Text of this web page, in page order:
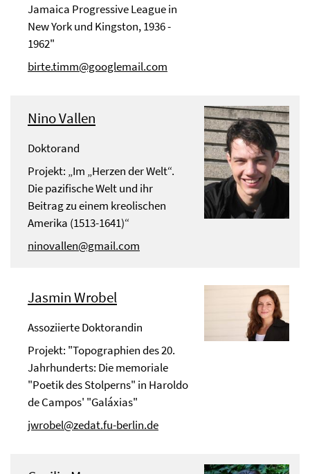
Jamaica Progressive League in
New York und Kingston, 1936 -
1962"
birte.timm@googlemail.com
Nino Vallen
Doktorand
Projekt: „Im „Herzen der Welt“.
Die pazifische Welt und ihr
Beitrag zu einem kreolischen
Amerika (1513-1641)“
ninovallen@gmail.com
Jasmin Wrobel
Assoziierte Doktorandin
Projekt: "Topographien des 20.
Jahrhunderts: Die memoriale
"Poetik des Stolperns" in Haroldo
de Campos' "Galáxias"
jwrobel@zedat.fu-berlin.de